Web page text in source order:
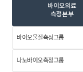
바이오의료
측정본부
바이오물질측정그룹
나노바이오측정그룹